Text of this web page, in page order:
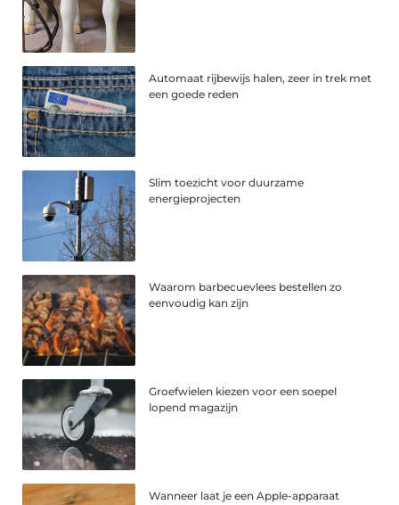
Automaat rijbewijs halen, zeer in trek met
een goede reden
Slim toezicht voor duurzame
energieprojecten
Waarom barbecuevlees bestellen zo
eenvoudig kan zijn
Groefwielen kiezen voor een soepel
lopend magazijn
Wanneer laat je een Apple-apparaat